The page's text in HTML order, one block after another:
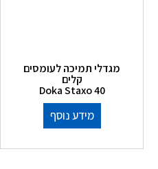
מגדלי תמיכה לעומסים
קלים
Doka Staxo 40
מידע נוסף